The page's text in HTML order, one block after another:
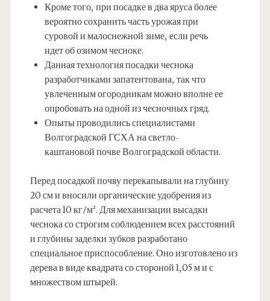
Кроме того, при посадке в два яруса более
вероятно сохранить часть урожая при
суровой и малоснежной зиме, если речь
идет об озимом чесноке.
Данная технология посадки чеснока
разработчиками запатентована, так что
увлеченным огородникам можно вполне ее
опробовать на одной из чесночных гряд.
Опыты проводились специалистами
Волгоградской ГСХА на светло-
каштановой почве Волгоградской области.
Перед посадкой почву перекапывали на глубину
20 см и вносили органические удобрения из
расчета 10 кг/м². Для механизации высадки
чеснока со строгим соблюдением всех расстояний
и глубины заделки зубков разработано
специальное приспособление. Оно изготовлено из
дерева в виде квадрата со стороной 1,05 м и с
множеством штырей.